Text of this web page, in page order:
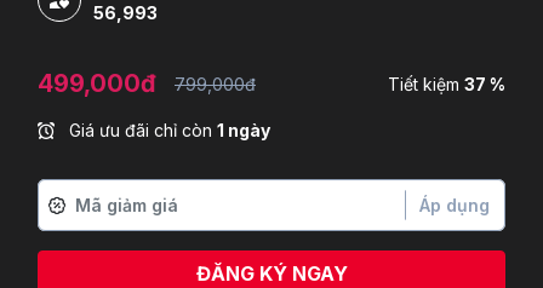
56,993
499,000đ 799,000đ Tiết kiệm 37 %
Giá ưu đãi chỉ còn 1 ngày
Áp dụng
ĐĂNG KÝ NGAY